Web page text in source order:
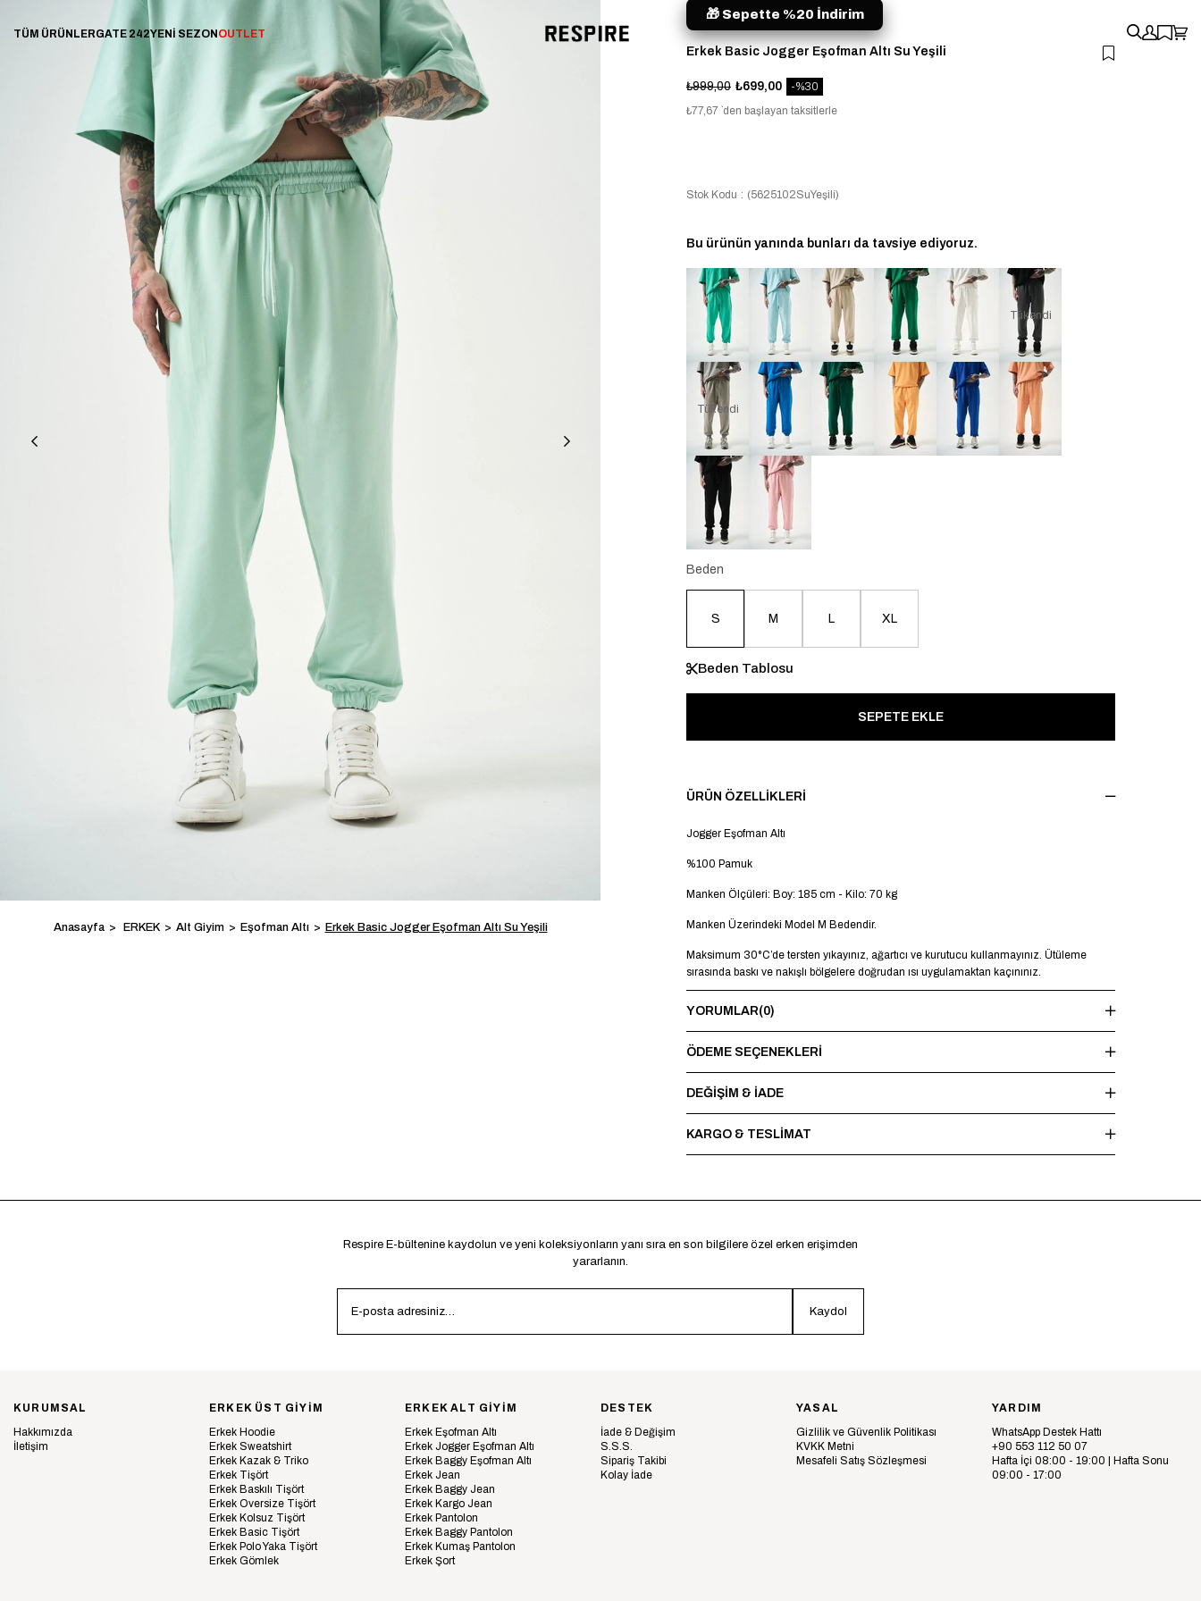
TÜM ÜRÜNLERGATE 242YENİ SEZONOUTLET
Anasayfa ERKEK Alt Giyim Eşofman Altı Erkek Basic Jogger Eşofman Altı Su Yeşili
Erkek Basic Jogger Eşofman Altı Su Yeşili
₺999,00 ₺699,00
30
₺77,67 `den başlayan taksitlerle
🎁 Sepette %20 İndirim
Stok Kodu (5625102SuYeşili)
Bu ürünün yanında bunları da tavsiye ediyoruz.
Tükendi
Tükendi
Beden
S M L XL
Beden Tablosu
ÜRÜN ÖZELLIKLERI
Jogger Eşofman Altı
%100 Pamuk
Manken Ölçüleri: Boy: 185 cm - Kilo: 70 kg
Manken Üzerindeki Model M Bedendir.
Maksimum 30°C’de tersten yıkayınız, ağartıcı ve kurutucu kullanmayınız. Ütüleme
sırasında baskı ve nakışlı bölgelere doğrudan ısı uygulamaktan kaçınınız.
YORUMLAR(0)
ÖDEME SEÇENEKLERI
DEĞİŞİM & İADE
KARGO & TESLİMAT
Respire E-bültenine kaydolun ve yeni koleksiyonların yanı sıra en son bilgilere özel erken erişimden
yararlanın.
Kaydol
KURUMSAL
Hakkımızda
İletişim
ERKEK ÜST GİYİM
Erkek Hoodie
Erkek Sweatshirt
Erkek Kazak & Triko
Erkek Tişört
Erkek Baskılı Tişört
Erkek Oversize Tişört
Erkek Kolsuz Tişört
Erkek Basic Tişört
Erkek Polo Yaka Tişört
Erkek Gömlek
ERKEK ALT GİYİM
Erkek Eşofman Altı
Erkek Jogger Eşofman Altı
Erkek Baggy Eşofman Altı
Erkek Jean
Erkek Baggy Jean
Erkek Kargo Jean
Erkek Pantolon
Erkek Baggy Pantolon
Erkek Kumaş Pantolon
Erkek Şort
DESTEK
İade & Değişim
S.S.S.
Sipariş Takibi
Kolay İade
YASAL
Gizlilik ve Güvenlik Politikası
KVKK Metni
Mesafeli Satış Sözleşmesi
YARDIM
WhatsApp Destek Hattı
+90 553 112 50 07
Hafta İçi 08:00 - 19:00 | Hafta Sonu
09:00 - 17:00